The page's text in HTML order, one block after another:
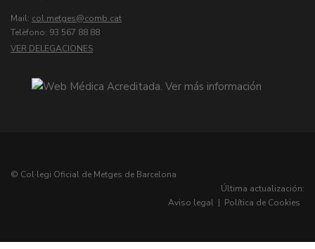
Mail: col.metges
Telèfono: 93 567 88 88
VER DELEGACIONES
© Col·legi Oficial de Metges de Barcelona
Última actualización:
Aviso legal | Política de Cookies